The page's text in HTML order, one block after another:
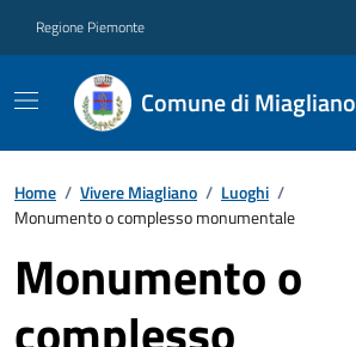
Regione Piemonte
Comune di Miagliano
Home / Vivere Miagliano / Luoghi /
Monumento o complesso monumentale
Monumento o